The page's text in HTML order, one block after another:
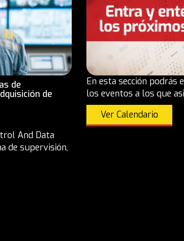
de
de
And Data
de supervisión,
En esta sección podrás
los eventos a los que
Ver Calendario